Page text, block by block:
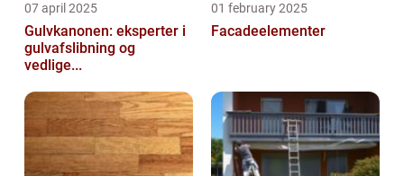
07 april 2025
Gulvkanonen: eksperter i
gulvafslibning og
vedlige...
01 february 2025
Facadeelementer